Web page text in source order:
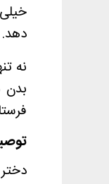
دهد.
نه
بدن